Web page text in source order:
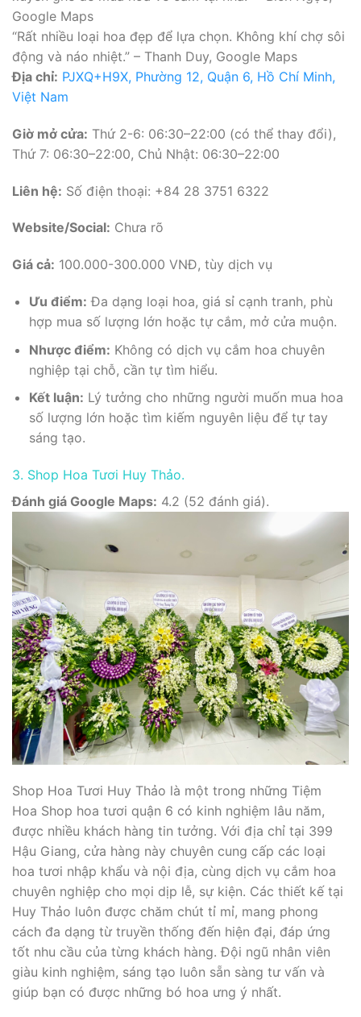
Google Maps
“Rất nhiều loại hoa đẹp để lựa chọn. Không khí chợ sôi
động và náo nhiệt.” – Thanh Duy, Google Maps
Địa chỉ: PJXQ+H9X, Phường 12, Quận 6, Hồ Chí Minh,
Việt Nam
Giờ mở cửa: Thứ 2-6: 06:30–22:00 (có thể thay đổi),
Thứ 7: 06:30–22:00, Chủ Nhật: 06:30–22:00
Liên hệ: Số điện thoại: +84 28 3751 6322
Website/Social: Chưa rõ
Giá cả: 100.000-300.000 VNĐ, tùy dịch vụ
Ưu điểm: Đa dạng loại hoa, giá sỉ cạnh tranh, phù
hợp mua số lượng lớn hoặc tự cắm, mở cửa muộn.
Nhược điểm: Không có dịch vụ cắm hoa chuyên
nghiệp tại chỗ, cần tự tìm hiểu.
Kết luận: Lý tưởng cho những người muốn mua hoa
số lượng lớn hoặc tìm kiếm nguyên liệu để tự tay
sáng tạo.
3. Shop Hoa Tươi Huy Thảo.
Đánh giá Google Maps: 4.2 (52 đánh giá).
Shop Hoa Tươi Huy Thảo là một trong những Tiệm
Hoa Shop hoa tươi quận 6 có kinh nghiệm lâu năm,
được nhiều khách hàng tin tưởng. Với địa chỉ tại 399
Hậu Giang, cửa hàng này chuyên cung cấp các loại
hoa tươi nhập khẩu và nội địa, cùng dịch vụ cắm hoa
chuyên nghiệp cho mọi dịp lễ, sự kiện. Các thiết kế tại
Huy Thảo luôn được chăm chút tỉ mỉ, mang phong
cách đa dạng từ truyền thống đến hiện đại, đáp ứng
tốt nhu cầu của từng khách hàng. Đội ngũ nhân viên
giàu kinh nghiệm, sáng tạo luôn sẵn sàng tư vấn và
giúp bạn có được những bó hoa ưng ý nhất.